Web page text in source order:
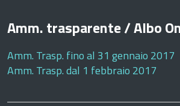
Amm. trasparente / Albo
Amm. Trasp. fino al 31 gennaio 2017
Amm. Trasp. dal 1 febbraio 2017